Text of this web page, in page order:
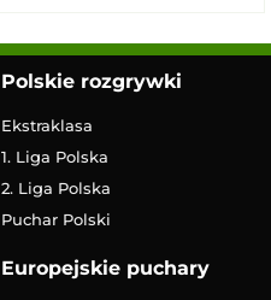
Polskie rozgrywki
Ekstraklasa
1. Liga Polska
2. Liga Polska
Puchar Polski
Europejskie puchary